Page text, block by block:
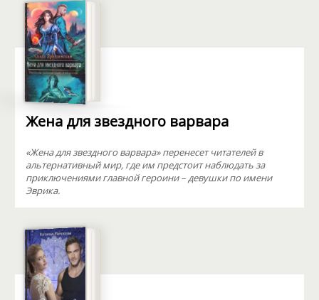
Жена для звездного варвара
«Жена для звездного варвара» перенесет читателей в
альтернативный мир, где им предстоит наблюдать за
приключениями главной героини – девушки по имени
Эврика.